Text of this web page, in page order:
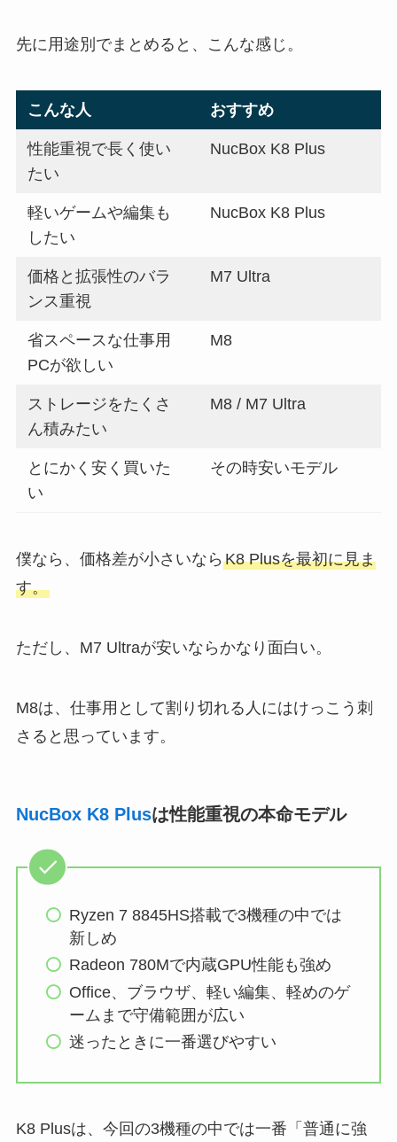
先に用途別でまとめると、こんな感じ。
こんな人 おすすめ
性能重視で長く使い
たい
NucBox K8 Plus
軽いゲームや編集も
したい
NucBox K8 Plus
価格と拡張性のバラ
ンス重視
M7 Ultra
省スペースな仕事用
PCが欲しい
M8
ストレージをたくさ
ん積みたい
M8 / M7 Ultra
とにかく安く買いた
い
その時安いモデル
僕なら、価格差が小さいなら K8 Plusを最初に見ま
す。
ただし、M7 Ultraが安いならかなり面白い。
M8は、仕事用として割り切れる人にはけっこう刺
さると思っています。
NucBox K8 Plusは性能重視の本命モデル
Ryzen 7 8845HS搭載で3機種の中では
新しめ
Radeon 780Mで内蔵GPU性能も強め
Office、ブラウザ、軽い編集、軽めのゲ
ームまで守備範囲が広い
迷ったときに一番選びやすい
K8 Plusは、今回の3機種の中では一番「普通に強